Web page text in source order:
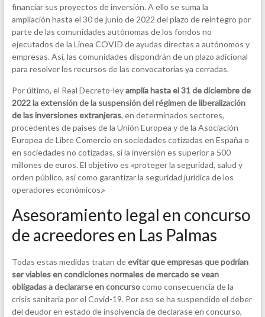
financiar sus proyectos de inversión. A ello se suma la
ampliación hasta el 30 de junio de 2022 del plazo de reintegro por
parte de las comunidades autónomas de los fondos no
ejecutados de la Línea COVID de ayudas directas a autónomos y
empresas. Así, las comunidades dispondrán de un plazo adicional
para resolver los recursos de las convocatorias ya cerradas.
Por último, el Real Decreto-leyamplía hasta el 31 de diciembre de
2022 la extensión de la suspensión del régimen de liberalización
de las inversiones extranjeras, en determinados sectores,
procedentes de países de la Unión Europea y de la Asociación
Europea de Libre Comercio en sociedades cotizadas en España o
en sociedades no cotizadas, si la inversión es superior a 500
millones de euros. El objetivo es «proteger la seguridad, salud y
orden público, así como garantizar la seguridad jurídica de los
operadores económicos.»
Asesoramiento legal en concurso
de acreedores en Las Palmas
Todas estas medidas tratan deevitar que empresas que podrían
ser viables en condiciones normales de mercado se vean
obligadas a declararse en concursocomo consecuencia de la
crisis sanitaria por el Covid-19. Por eso se ha suspendido el deber
del deudor en estado de insolvencia de declarase en concurso,